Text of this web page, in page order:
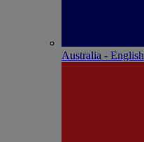
Australia - English